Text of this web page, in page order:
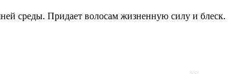
среды. Придает волосам жизненную силу и блеск.